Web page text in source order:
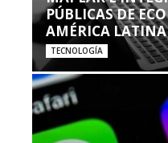
PÚBLICAS DE
AMÉRICA LATINA
TECNOLOGÍA